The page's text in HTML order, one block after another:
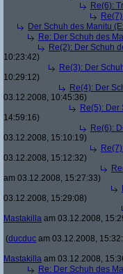
Re(6):
Der Schuh des Manitu
Re: Der Schuh des
Re(2): Der Schuh
10:23:42)
Re(3): Der
10:29:12)
Re(4): Der
03.12.2008, 10:45:36)
Re(5): Der
14:59:16)
Re(6):
03.12.2008, 15:10:19)
03.12.2008, 15:12:32)
am 03.12.2008, 15:27:33)
03.12.2008, 15:29:08)
Mastakilla am 03.12.2008,
(ducduc am 03.12.2008,
Mastakilla am 03.12.2008,
Re: Der Schuh des